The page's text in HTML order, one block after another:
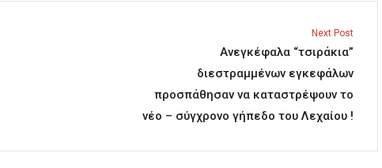
Next Post
Ανεγκέφαλα “τσιράκια”
διεστραμμένων εγκεφάλων
προσπάθησαν να καταστρέψουν το
νέο – σύγχρονο γήπεδο του Λεχαίου !